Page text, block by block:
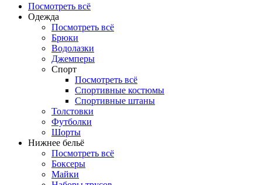
Посмотреть всё
Одежда
Посмотреть всё
Брюки
Водолазки
Джемперы
Спорт
Посмотреть всё
Спортивные костюмы
Спортивные штаны
Толстовки
Футболки
Шорты
Нижнее бельё
Посмотреть всё
Боксеры
Майки